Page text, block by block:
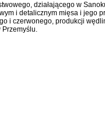
działającego w
i detalicznym mięsa i jego
i czerwonego, produkcji